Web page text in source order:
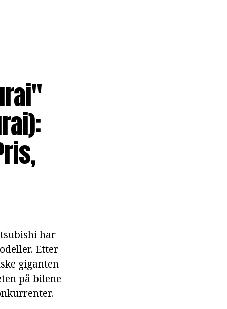
har
Etter
giganten
på bilene